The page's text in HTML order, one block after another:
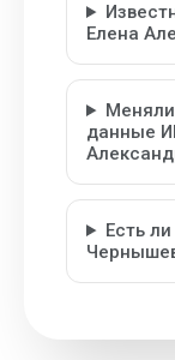
Елена
данные
Есть